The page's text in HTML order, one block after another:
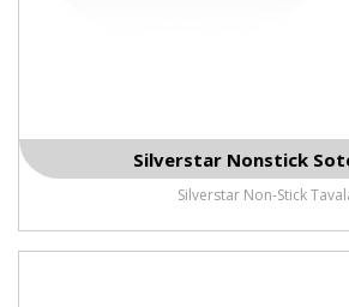
Silverstar Nonstick
Silverstar Non-Stick